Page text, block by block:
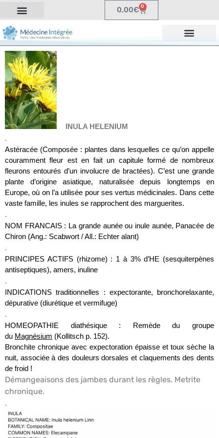
0,00€ 0
INULA HELENIUM
.
Astéracée (Composée : plantes dans lesquelles ce qu’on appelle
couramment fleur est en fait un capitule formé de nombreux
fleurons entourés d’un involucre de bractées). C’est une grande
plante d’origine asiatique, naturalisée depuis longtemps en
Europe, où on l’a utilisée pour ses vertus médicinales. Dans cette
vaste famille, les inules se rapprochent des marguerites.
.
NOM FRANCAIS : La grande aunée ou inule aunée, Panacée de
Chiron (Ang.: Scabwort / All.: Echter alant)
.
PRINCIPES ACTIFS (rhizome) : 1 à 3% d’HE (sesquiterpènes
antiseptiques), amers, inuline
.
INDICATIONS traditionnelles : expectorante, bronchorelaxante,
dépurative (diurétique et vermifuge)
.
HOMEOPATHIE diathésique : Remède du groupe
du Magnésium (Kollitsch p. 152).
Bronchite chronique avec expectoration épaisse et toux sèche la
nuit, associée à des douleurs dorsales et claquements des dents
de froid !
Démangeaisons des jambes durant les règles. Metrite
chronique.
.